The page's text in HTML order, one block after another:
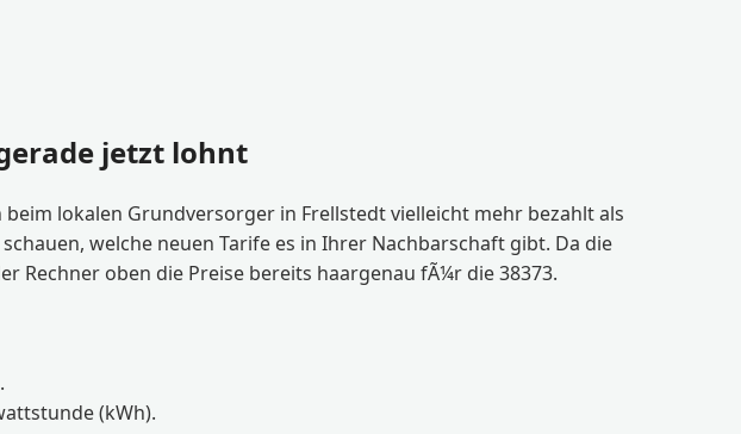
jetzt lohnt
lokalen Grundversorger in Frellstedt vielleicht mehr bezahlt als
welche neuen Tarife es in Ihrer Nachbarschaft gibt. Da die
Rechner oben die Preise bereits haargenau fÃ¼r die 38373.
(kWh).